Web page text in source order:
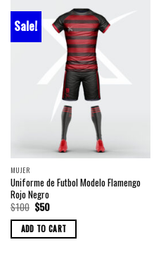
Sale!
MUJER
Uniforme de Futbol Modelo Flamengo
Rojo Negro
$100 Original
price
was:
$100.
$50Current
price
is:
$50.
ADD TO CART